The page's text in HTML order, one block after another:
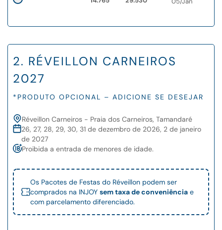
2. RÉVEILLON CARNEIROS
2027
*PRODUTO OPCIONAL – ADICIONE SE DESEJAR
Réveillon Carneiros - Praia dos Carneiros, Tamandaré
26, 27, 28, 29, 30, 31 de dezembro de 2026, 2 de janeiro
de 2027
Proibida a entrada de menores de idade.
Os Pacotes de Festas do Réveillon podem ser
comprados na INJOY sem taxa de conveniência e
com parcelamento diferenciado.